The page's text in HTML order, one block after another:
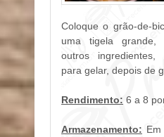
Coloque o grão-de-
uma tigela grande,
outros
para gelar, depois de
Rendimento: 6 a 8
Armazenamento: